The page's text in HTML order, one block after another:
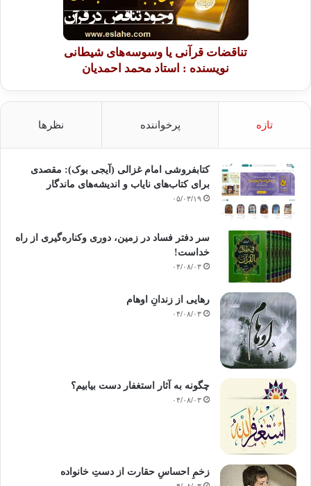
تناقضات قرآنی یا وسوسه‌های شیطانی
نویسنده : استاد محمد احمدیان
تازه پرخواننده نظرها
کتابفروشی امام غزالی (آیجی بوک): مقصدی
برای کتاب‌های نایاب و اندیشه‌های ماندگار
۰۵/۰۳/۱۹
سر دفتر فساد در زمین‌، دوری وکناره‌گیری از راه
خداست‌!
۰۴/۰۸/۰۳
رهایی از زندانِ اوهام
۰۴/۰۸/۰۳
چگونه به آثار استغفار دست بیابیم؟
۰۴/۰۸/۰۳
زخمِ احساسِ حقارت از دستِ خانواده